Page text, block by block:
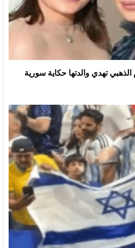
تهدي والدتها حكاية سورية